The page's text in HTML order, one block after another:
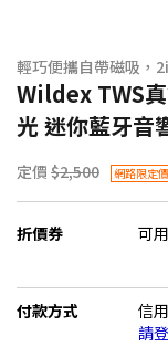
輕巧便攜自帶磁吸，
Wildex TWS
光 迷你藍牙音
定價 $2,500 網路限定價
折價券 可
付款方式
信
請